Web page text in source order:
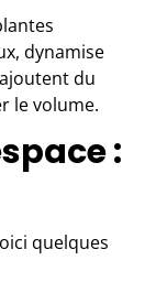
dynamise
du
le volume.
:
quelques